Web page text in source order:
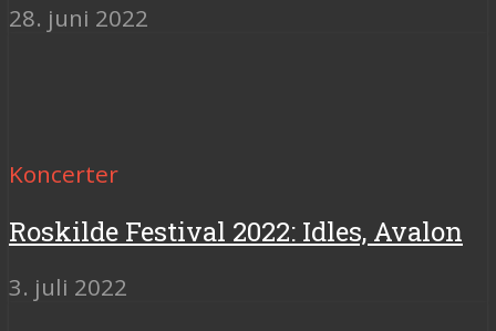
28. juni 2022
Koncerter
Roskilde Festival 2022: Idles, Avalon
3. juli 2022